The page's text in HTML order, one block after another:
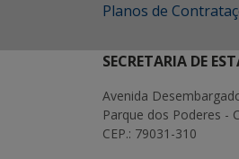
Planos de
SECRETARIA DE
Avenida
Parque dos Poderes -
CEP.: 79031-310